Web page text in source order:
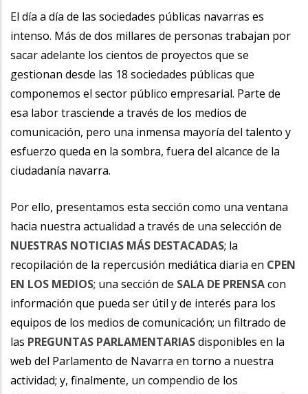
la
navegación
El día a día de las sociedades públicas navarras es
intenso. Más de dos millares de personas trabajan por
sacar adelante los cientos de proyectos que se
gestionan desde las 18 sociedades públicas que
componemos el sector público empresarial. Parte de
esa labor trasciende a través de los medios de
comunicación, pero una inmensa mayoría del talento y
esfuerzo queda en la sombra, fuera del alcance de la
ciudadanía navarra.
Por ello, presentamos esta sección como una ventana
hacia nuestra actualidad a través de una selección de
NUESTRAS NOTICIAS MÁS DESTACADAS; la
recopilación de la repercusión mediática diaria en CPEN
EN LOS MEDIOS; una sección de SALA DE PRENSAcon
información que pueda ser útil y de interés para los
equipos de los medios de comunicación; un filtrado de
las PREGUNTAS PARLAMENTARIASdisponibles en la
web del Parlamento de Navarra en torno a nuestra
actividad; y, finalmente, un compendio de los